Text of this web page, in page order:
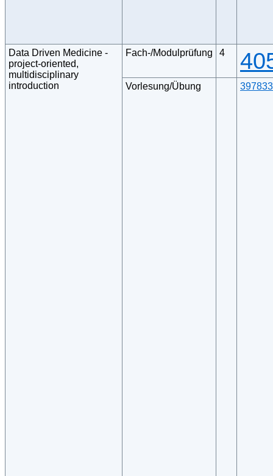
Data Driven Medicine -
project-oriented,
multidisciplinary
introduction
Fach-/Modulprüfung 4
Vorlesung/Übung 397833